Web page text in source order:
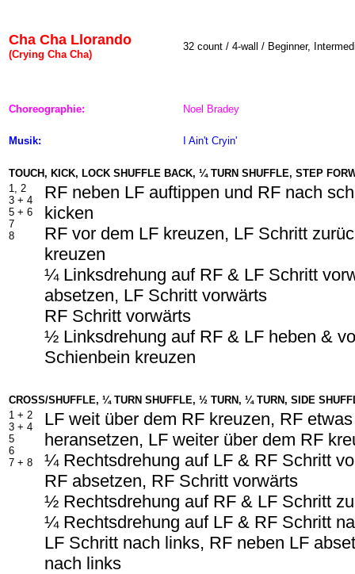
Cha Cha Llorando
(Crying Cha Cha)
32 count / 4-wall / Beginner,
Choreographie: Noel Bradey
Musik: I Ain't Cryin'
TOUCH, KICK, LOCK SHUFFLE BACK, ¼ TURN SHUFFLE, STEP
1, 2
3 + 4
5 + 6
7
8
RF neben LF auftippen und RF nach
kicken
RF vor dem LF kreuzen, LF Schritt
kreuzen
¼ Linksdrehung auf RF & LF Schritt
absetzen, LF Schritt vorwärts
RF Schritt vorwärts
½ Linksdrehung auf RF & LF heben &
Schienbein kreuzen
CROSS/SHUFFLE, ¼ TURN SHUFFLE, ½ TURN, ¼ TURN, SIDE
1 + 2
3 + 4
5
6
7 + 8
LF weit über dem RF kreuzen, RF
heransetzen, LF weiter über dem RF
¼ Rechtsdrehung auf LF & RF Schritt
RF absetzen, RF Schritt vorwärts
½ Rechtsdrehung auf RF & LF Schritt
¼ Rechtsdrehung auf LF & RF Schritt
LF Schritt nach links, RF neben LF
nach links